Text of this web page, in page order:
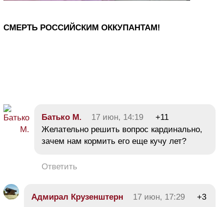
СМЕРТЬ РОССИЙСКИМ ОККУПАНТАМ!
Батько М. 17 июн, 14:19
+11
Желательно решить вопрос кардинально,
зачем нам кормить его еще кучу лет?
Ответить
Адмирал Крузенштерн 17 июн, 17:29 +3